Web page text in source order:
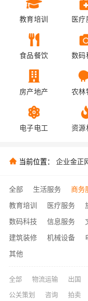
教育培训 医疗
食品餐饮 数码
房产地产 农林
电子电工 资源
当前位置： 企业金正
全部 生活服务 商务
教育培训
医疗服务
数码科技
信息服务
建筑装修
机械设备
其他
全部 物流运输 出国
公关策划 咨询 拍卖